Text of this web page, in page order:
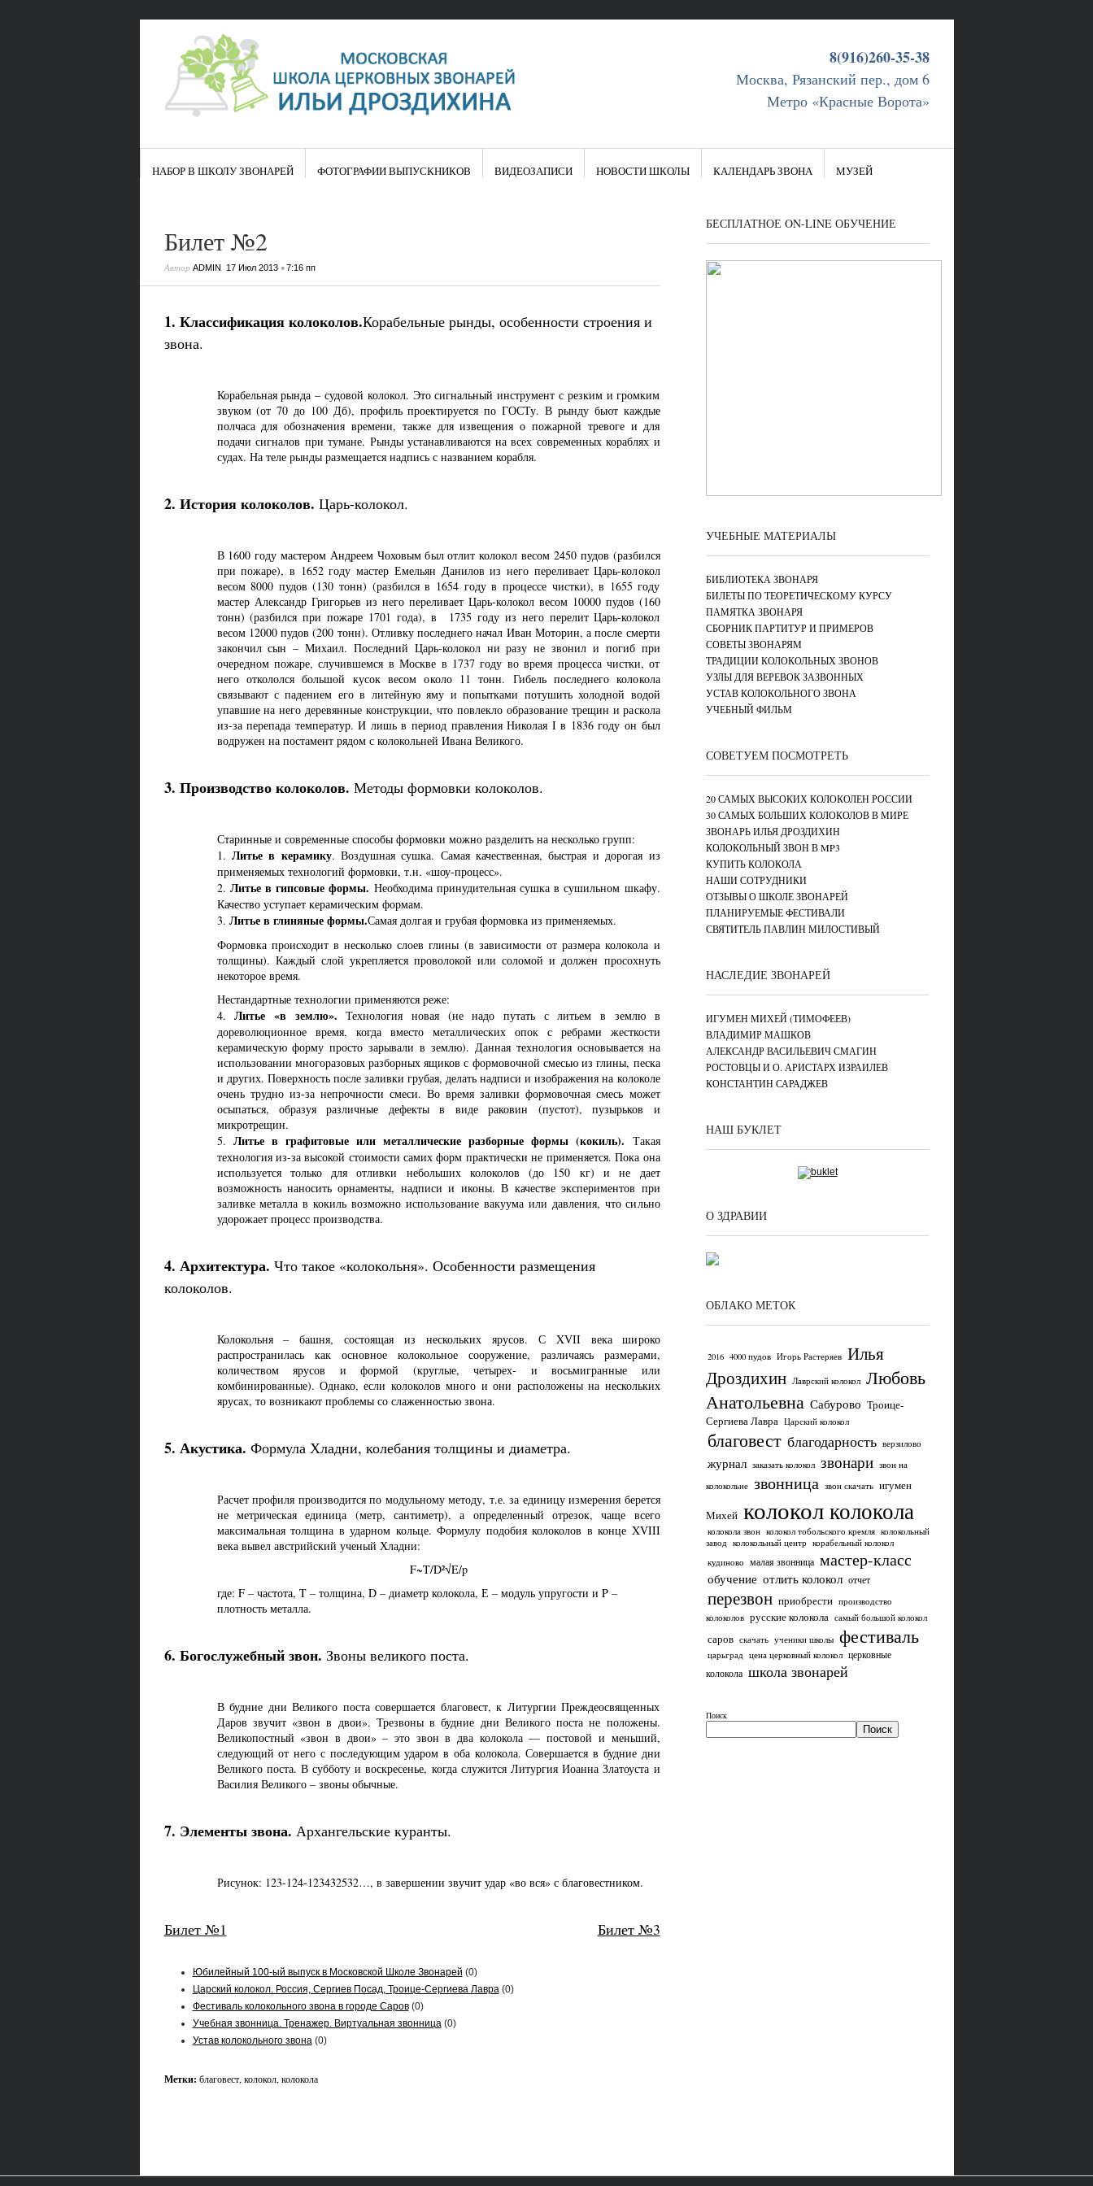
8(916)260-35-38
Москва, Рязанский пер., дом 6
Метро «Красные Ворота»
НАБОР В ШКОЛУ ЗВОНАРЕЙ ФОТОГРАФИИ ВЫПУСКНИКОВ ВИДЕОЗАПИСИ НОВОСТИ ШКОЛЫ КАЛЕНДАРЬ ЗВОНА МУЗЕЙ
Билет №2
Автор ADMIN, 17 Июл 2013•7:16 пп
1. Классификация колоколов.Корабельные рынды, особенности строения и
звона.
Корабельная рында – судовой колокол. Это сигнальный инструмент с резким и громким
звуком (от 70 до 100 Дб), профиль проектируется по ГОСТу. В рынду бьют каждые
полчаса для обозначения времени, также для извещения о пожарной тревоге и для
подачи сигналов при тумане. Рынды устанавливаются на всех современных кораблях и
судах. На теле рынды размещается надпись с названием корабля.
2. История колоколов. Царь-колокол.
В 1600 году мастером Андреем Чоховым был отлит колокол весом 2450 пудов (разбился
при пожаре), в 1652 году мастер Емельян Данилов из него переливает Царь-колокол
весом 8000 пудов (130 тонн) (разбился в 1654 году в процессе чистки), в 1655 году
мастер Александр Григорьев из него переливает Царь-колокол весом 10000 пудов (160
тонн) (разбился при пожаре 1701 года), в 1735 году из него перелит Царь-колокол
весом 12000 пудов (200 тонн). Отливку последнего начал Иван Моторин, а после смерти
закончил сын – Михаил. Последний Царь-колокол ни разу не звонил и погиб при
очередном пожаре, случившемся в Москве в 1737 году во время процесса чистки, от
него откололся большой кусок весом около 11 тонн. Гибель последнего колокола
связывают с падением его в литейную яму и попытками потушить холодной водой
упавшие на него деревянные конструкции, что повлекло образование трещин и раскола
из-за перепада температур. И лишь в период правления Николая I в 1836 году он был
водружен на постамент рядом с колокольней Ивана Великого.
3. Производство колоколов. Методы формовки колоколов.
Старинные и современные способы формовки можно разделить на несколько групп:
1. Литье в керамику. Воздушная сушка. Самая качественная, быстрая и дорогая из
применяемых технологий формовки, т.н. «шоу-процесс».
2. Литье в гипсовые формы. Необходима принудительная сушка в сушильном шкафу.
Качество уступает керамическим формам.
3. Литье в глиняные формы.Самая долгая и грубая формовка из применяемых.
Формовка происходит в несколько слоев глины (в зависимости от размера колокола и
толщины). Каждый слой укрепляется проволокой или соломой и должен просохнуть
некоторое время.
Нестандартные технологии применяются реже:
4.Литье «в землю». Технология новая (не надо путать с литьем в землю в
дореволюционное время, когда вместо металлических опок с ребрами жесткости
керамическую форму просто зарывали в землю). Данная технология основывается на
использовании многоразовых разборных ящиков с формовочной смесью из глины, песка
и других. Поверхность после заливки грубая, делать надписи и изображения на колоколе
очень трудно из-за непрочности смеси. Во время заливки формовочная смесь может
осыпаться, образуя различные дефекты в виде раковин (пустот), пузырьков и
микротрещин.
5. Литье в графитовые или металлические разборные формы (кокиль). Такая
технология из-за высокой стоимости самих форм практически не применяется. Пока она
используется только для отливки небольших колоколов (до 150 кг) и не дает
возможность наносить орнаменты, надписи и иконы. В качестве экспериментов при
заливке металла в кокиль возможно использование вакуума или давления, что сильно
удорожает процесс производства.
4. Архитектура. Что такое «колокольня». Особенности размещения
колоколов.
Колокольня – башня, состоящая из нескольких ярусов. С XVII века широко
распространилась как основное колокольное сооружение, различаясь размерами,
количеством ярусов и формой (круглые, четырех- и восьмигранные или
комбинированные). Однако, если колоколов много и они расположены на нескольких
ярусах, то возникают проблемы со слаженностью звона.
5. Акустика. Формула Хладни, колебания толщины и диаметра.
Расчет профиля производится по модульному методу, т.е. за единицу измерения берется
не метрическая единица (метр, сантиметр), а определенный отрезок, чаще всего
максимальная толщина в ударном кольце. Формулу подобия колоколов в конце XVIII
века вывел австрийский ученый Хладни:
F~T/D²√E/p
где: F – частота, T – толщина, D – диаметр колокола, Е – модуль упругости и P –
плотность металла.
6. Богослужебный звон. Звоны великого поста.
В будние дни Великого поста совершается благовест, к Литургии Преждеосвященных
Даров звучит «звон в двои». Трезвоны в будние дни Великого поста не положены.
Великопостный «звон в двои» – это звон в два колокола — постовой и меньший,
следующий от него с последующим ударом в оба колокола. Совершается в будние дни
Великого поста. В субботу и воскресенье, когда служится Литургия Иоанна Златоуста и
Василия Великого – звоны обычные.
7. Элементы звона. Архангельские куранты.
Рисунок: 123-124-123432532…, в завершении звучит удар «во вся» с благовестником.
Билет №1 Билет №3
Юбилейный 100-ый выпуск в Московской Школе Звонарей (0)
Царский колокол. Россия, Сергиев Посад, Троице-Сергиева Лавра(0)
Фестиваль колокольного звона в городе Саров(0)
Учебная звонница. Тренажер. Виртуальная звонница(0)
Устав колокольного звона(0)
Метки: благовест, колокол, колокола
БЕСПЛАТНОЕ ON-LINE ОБУЧЕНИЕ
УЧЕБНЫЕ МАТЕРИАЛЫ
БИБЛИОТЕКА ЗВОНАРЯ
БИЛЕТЫ ПО ТЕОРЕТИЧЕСКОМУ КУРСУ
ПАМЯТКА ЗВОНАРЯ
СБОРНИК ПАРТИТУР И ПРИМЕРОВ
СОВЕТЫ ЗВОНАРЯМ
ТРАДИЦИИ КОЛОКОЛЬНЫХ ЗВОНОВ
УЗЛЫ ДЛЯ ВЕРЕВОК ЗАЗВОННЫХ
УСТАВ КОЛОКОЛЬНОГО ЗВОНА
УЧЕБНЫЙ ФИЛЬМ
СОВЕТУЕМ ПОСМОТРЕТЬ
20 САМЫХ ВЫСОКИХ КОЛОКОЛЕН РОССИИ
30 САМЫХ БОЛЬШИХ КОЛОКОЛОВ В МИРЕ
ЗВОНАРЬ ИЛЬЯ ДРОЗДИХИН
КОЛОКОЛЬНЫЙ ЗВОН В MP3
КУПИТЬ КОЛОКОЛА
НАШИ СОТРУДНИКИ
ОТЗЫВЫ О ШКОЛЕ ЗВОНАРЕЙ
ПЛАНИРУЕМЫЕ ФЕСТИВАЛИ
СВЯТИТЕЛЬ ПАВЛИН МИЛОСТИВЫЙ
НАСЛЕДИЕ ЗВОНАРЕЙ
ИГУМЕН МИХЕЙ (ТИМОФЕЕВ)
ВЛАДИМИР МАШКОВ
АЛЕКСАНДР ВАСИЛЬЕВИЧ СМАГИН
РОСТОВЦЫ И О. АРИСТАРХ ИЗРАИЛЕВ
КОНСТАНТИН САРАДЖЕВ
НАШ БУКЛЕТ
О ЗДРАВИИ
ОБЛАКО МЕТОК
2016 4000 пудов Игорь Растеряев Илья
Дроздихин Лаврский колокол Любовь
Анатольевна Сабурово Троице-
Сергиева Лавра Царский колокол
благовест благодарность верзилово
журнал заказать колокол звонари звон на
колокольне звонница звон скачать игумен
Михей колокол колокола
колокола звон колокол тобольского кремля колокольный
завод колокольный центр корабельный колокол
кудиново малая звонница мастер-класс
обучение отлить колокол отчет
перезвон приобрести производство
колоколов русские колокола самый большой колокол
саров скачать ученики школы фестиваль
царьград цена церковный колокол церковные
колокола школа звонарей
Поиск
Поиск